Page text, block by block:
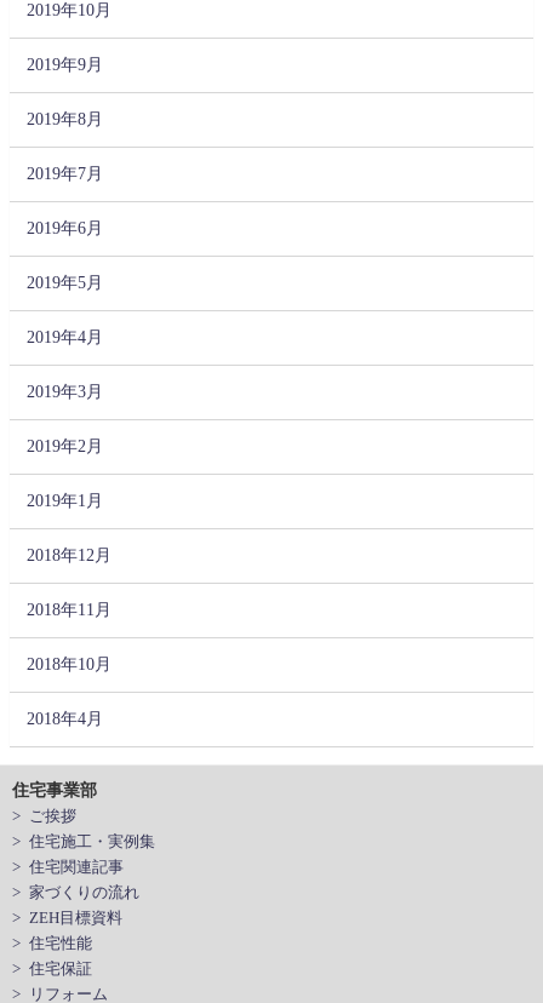
2019年10月
2019年9月
2019年8月
2019年7月
2019年6月
2019年5月
2019年4月
2019年3月
2019年2月
2019年1月
2018年12月
2018年11月
2018年10月
2018年4月
住宅事業部
> ご挨拶
> 住宅施工・実例集
> 住宅関連記事
> 家づくりの流れ
> ZEH目標資料
> 住宅性能
> 住宅保証
> リフォーム